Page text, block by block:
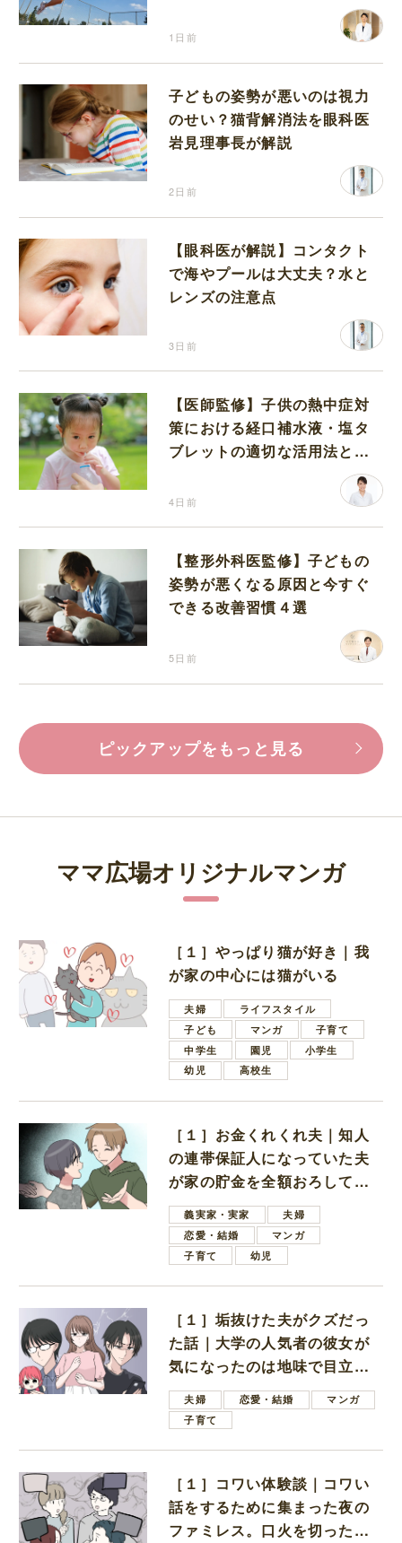
1日前
子どもの姿勢が悪いのは視力
のせい？猫背解消法を眼科医
岩見理事長が解説
2日前
【眼科医が解説】コンタクト
で海やプールは大丈夫？水と
レンズの注意点
3日前
【医師監修】子供の熱中症対
策における経口補水液・塩タ
ブレットの適切な活用法と水
4日前
【整形外科医監修】子どもの
姿勢が悪くなる原因と今すぐ
できる改善習慣４選
5日前
ピックアップをもっと見る
ママ広場オリジナルマンガ
［１］やっぱり猫が好き｜我
が家の中心には猫がいる
夫婦
ライフスタイル
子ども
マンガ
子育て
中学生
園児
小学生
幼児
高校生
［１］お金くれくれ夫｜知人
の連帯保証人になっていた夫
が家の貯金を全額おろしてほ
しいと言ってきた
義実家・実家
夫婦
恋愛・結婚
マンガ
子育て
幼児
［１］垢抜けた夫がクズだっ
た話｜大学の人気者の彼女が
気になったのは地味で目立た
ない男子学生
夫婦 恋愛・結婚
マンガ
子育て
［１］コワい体験談｜コワい
話をするために集まった夜の
ファミレス。口火を切ったの